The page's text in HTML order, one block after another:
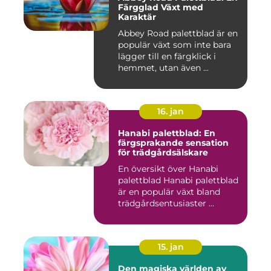
Färgglad Växt med
Karaktär
Abbey Road palettblad är en
populär växt som inte bara
lägger till en färgklick i
hemmet, utan även ...
16. jan
Hanabi palettblad: En
färgsprakande sensation
för trädgårdsälskare
En översikt över Hanabi
palettblad Hanabi palettblad
är en populär växt bland
trädgårdsentusiaster ...
15. jan
Den magiska världen av